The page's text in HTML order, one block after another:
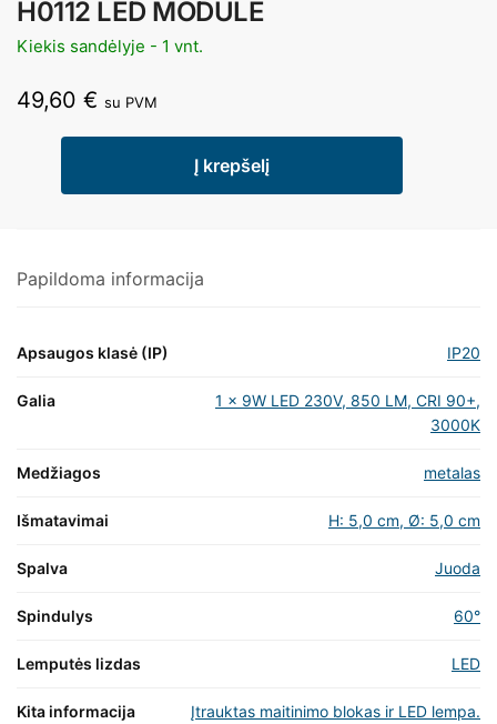
H0112 LED MODULE
Kiekis sandėlyje - 1 vnt.
49,60 € su PVM
Į krepšelį
Papildoma informacija
Apsaugos klasė (IP) IP20
Galia
1 x 9W LED 230V, 850 LM, CRI 90+,
3000K
Medžiagos metalas
Išmatavimai H: 5,0 cm, Ø: 5,0 cm
Spalva Juoda
Spindulys 60°
Lemputės lizdas LED
Kita informacija
Įtrauktas maitinimo blokas ir LED lempa.